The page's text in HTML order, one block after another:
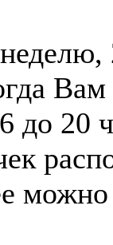
до 20
можно